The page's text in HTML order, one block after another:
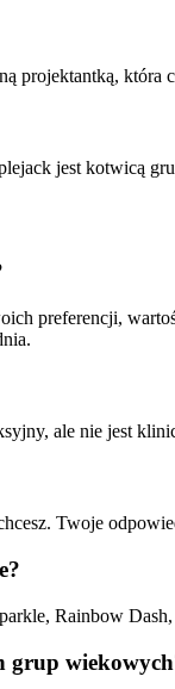
projektantką, która
jest kotwicą
preferencji,
ale nie jest
Twoje
Rainbow
grup